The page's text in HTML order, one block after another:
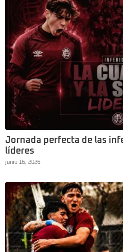
Jornada perfecta de las
líderes
junio 16, 2026